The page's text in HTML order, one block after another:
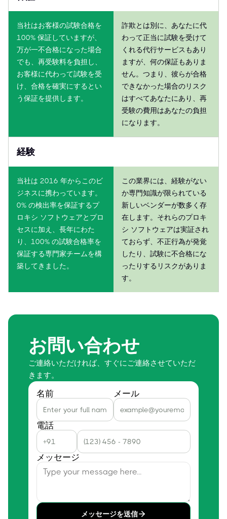
当社はお客様の試験合格を
100% 保証していますが、
万が一不合格になった場合
でも、再受験料を負担し、
お客様に代わって試験を受
け、合格を確実にするとい
う保証を提供します。
詐欺とは別に、あなたに代
わって正当に試験を受けて
くれる代行サービスもあり
ますが、何の保証もありま
せん。つまり、彼らが合格
できなかった場合のリスク
はすべてあなたにあり、再
受験の費用はあなたの負担
になります。
経験
当社は 2016 年からこのビ
ジネスに携わっています。
0% の検出率を保証するプ
ロキシ ソフトウェアとプロ
セスに加え、長年にわた
り、100% の試験合格率を
保証する専門家チームを構
築してきました。
この業界には、経験がない
か専門知識が限られている
新しいベンダーが数多く存
在します。それらのプロキ
シ ソフトウェアは実証され
ておらず、不正行為が発覚
したり、試験に不合格にな
ったりするリスクがありま
す。
お問い合わせ
ご連絡いただければ、すぐにご連絡させていただ
きます。
名前 メール
電話
メッセージ
メッセージを送信